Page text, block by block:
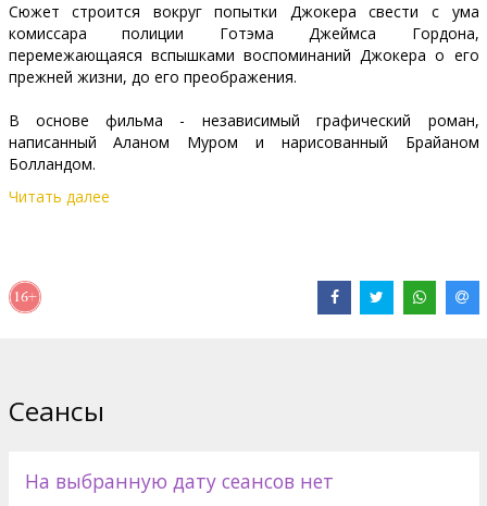
Сюжет строится вокруг попытки Джокера свести с ума
комиссара полиции Готэма Джеймса Гордона,
перемежающаяся вспышками воспоминаний Джокера о его
прежней жизни, до его преображения.
В основе фильма - независимый графический роман,
написанный Аланом Муром и нарисованный Брайаном
Болландом.
ФИЛЬМ НА АНГЛИЙСКОМ ЯЗЫКЕ, БЕЗ СУБТИТРОВ.
Дистрибьютор:
Pежиссер :
Читать далее
Сеансы
На выбранную дату сеансов нет